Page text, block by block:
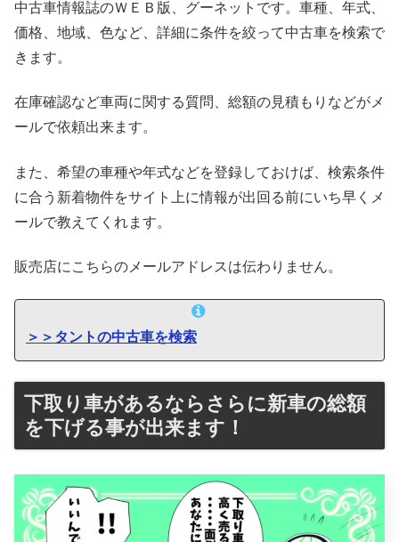
中古車情報誌のＷＥＢ版、グーネットです。車種、年式、
価格、地域、色など、詳細に条件を絞って中古車を検索で
きます。
在庫確認など車両に関する質問、総額の見積もりなどがメ
ールで依頼出来ます。
また、希望の車種や年式などを登録しておけば、検索条件
に合う新着物件をサイト上に情報が出回る前にいち早くメ
ールで教えてくれます。
販売店にこちらのメールアドレスは伝わりません。
＞＞タントの中古車を検索
下取り車があるならさらに新車の総額
を下げる事が出来ます！